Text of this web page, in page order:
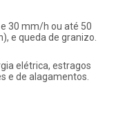
30 mm/h ou até 50
e queda de granizo.
elétrica, estragos
e de alagamentos.